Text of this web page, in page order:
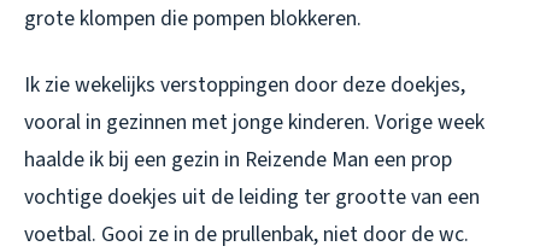
grote klompen die pompen blokkeren.
Ik zie wekelijks verstoppingen door deze doekjes,
vooral in gezinnen met jonge kinderen. Vorige week
haalde ik bij een gezin in Reizende Man een prop
vochtige doekjes uit de leiding ter grootte van een
voetbal. Gooi ze in de prullenbak, niet door de wc.